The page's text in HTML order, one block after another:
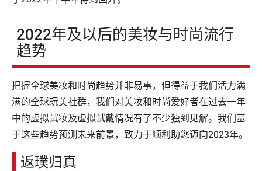
2022年及以后的美妆与时尚流行
趋势
把握全球美妆和时尚趋势并非易事，但得益于我们活力满
满的全球玩美社群，我们对美妆和时尚爱好者在过去一年
中的虚拟试妆及虚拟试戴情况有了不少独到见解。我们基
于这些趋势预测未来前景，致力于顺利助您迈向2023年。
返璞归真